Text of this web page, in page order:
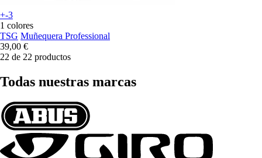
+-3
1 colores
TSG Muñequera Professional
39,00 €
22 de 22 productos
Todas nuestras marcas